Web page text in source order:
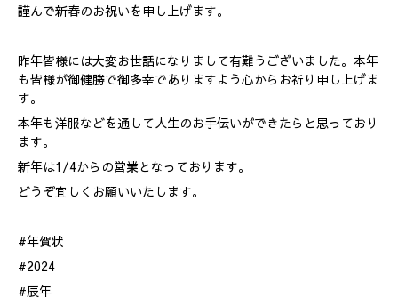
謹んで新春のお祝いを申し上げます。
昨年皆様には大変お世話になりまして有難うございました。本年
も皆様が御健勝で御多幸でありますよう心からお祈り申し上げま
す。
本年も洋服などを通して人生のお手伝いができたらと思っており
ます。
新年は1/4からの営業となっております。
どうぞ宜しくお願いいたします。
#年賀状
#2024
#辰年